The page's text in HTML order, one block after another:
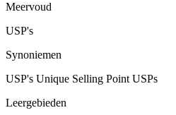
Meervoud
USP's
Synoniemen
USP's Unique Selling Point USPs
Leergebieden